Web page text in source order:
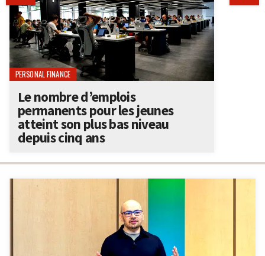
PERSONAL FINANCE
Le nombre d’emplois
permanents pour les jeunes
atteint son plus bas niveau
depuis cinq ans